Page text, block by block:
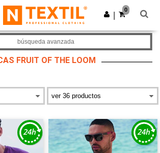
Ntextil
precios en app!
Descargar app
0
FRUIT OF THE LOOM
búsqueda avanzada